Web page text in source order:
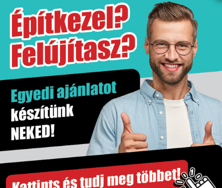
További információk
Tömeg 6 kg
Értékesítési egység db
Felület Matt fekete
Gyártó Hansgrohe
Kiszerelés
Szakértő segítség
Gyors és megbízható szállítás